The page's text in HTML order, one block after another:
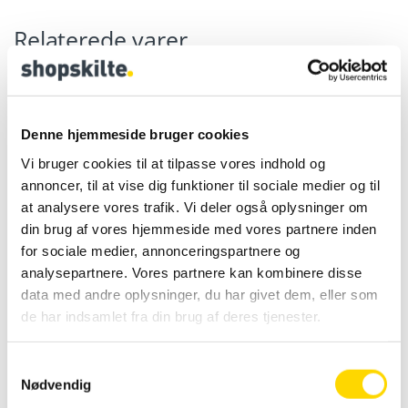
Denne hjemmeside bruger cookies
Vi bruger cookies til at tilpasse vores indhold og
annoncer, til at vise dig funktioner til sociale medier og til
at analysere vores trafik. Vi deler også oplysninger om
din brug af vores hjemmeside med vores partnere inden
for sociale medier, annonceringspartnere og
analysepartnere. Vores partnere kan kombinere disse
data med andre oplysninger, du har givet dem, eller som
de har indsamlet fra din brug af deres tjenester.
Nødvendig
Relaterede varer
Acrylic menukortholder , DELTA-
menukortholder
DELTA-menukortholder akryl –
højformat – A4
DKK58.00
Acrylic menukortholder
Dobbeltsidet menukortholder
Dobbeltsidet menukortholder
DKK30.50
Køb før kl. 14 og
modtag varen dagen